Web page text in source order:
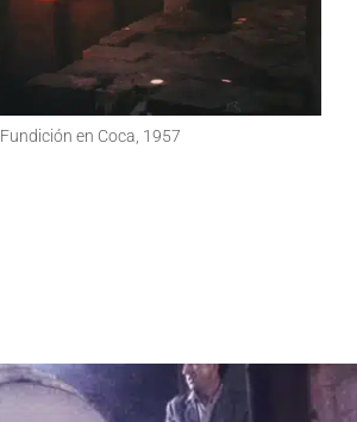
Fundición en Coca, 1957